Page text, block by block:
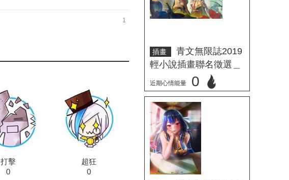
1
打擊
0
超狂
0
插畫
青文無限誌2019
輕小說插畫聯名徵選＿
近期心情能量 0
立刻心情投票